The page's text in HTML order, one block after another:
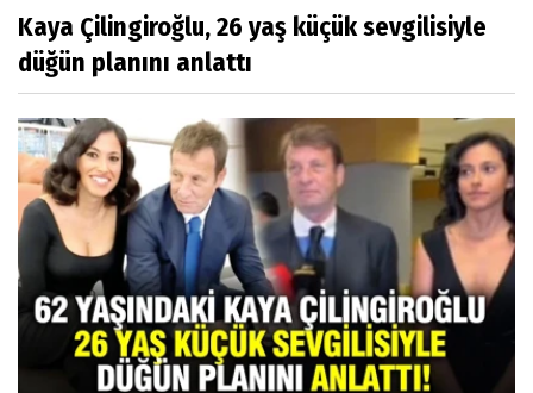
Kaya Çilingiroğlu, 26 yaş küçük sevgilisiyle
düğün planını anlattı